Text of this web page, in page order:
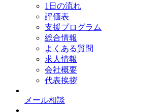
1日の流れ
評価表
支援プログラム
総合情報
よくある質問
求人情報
会社概要
代表挨拶
メール相談